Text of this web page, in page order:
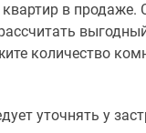
квартир в
количество
уточнять у